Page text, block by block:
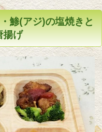
鯵(アジ)の塩焼きと
揚げ